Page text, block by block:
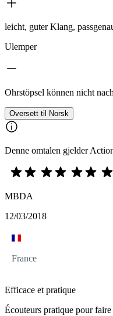
leicht, guter Klang,
Ulemper
Ohrstöpsel können nicht
Oversett til Norsk
Denne omtalen gjelder
MBDA
12/03/2018
France
Efficace et pratique
Écouteurs pratique pour